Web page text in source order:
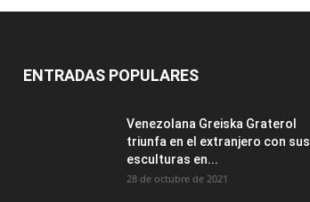
ENTRADAS POPULARES
Venezolana Greiska Graterol
triunfa en el extranjero con sus
esculturas en...
28 de octubre de 2021